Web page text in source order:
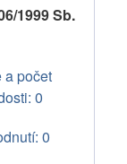
1999 Sb.
a počet
0
0